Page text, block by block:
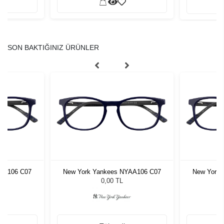
SON BAKTIĞINIZ ÜRÜNLER
C07
New York Yankees NYAA106 C07
0,00 TL
New York